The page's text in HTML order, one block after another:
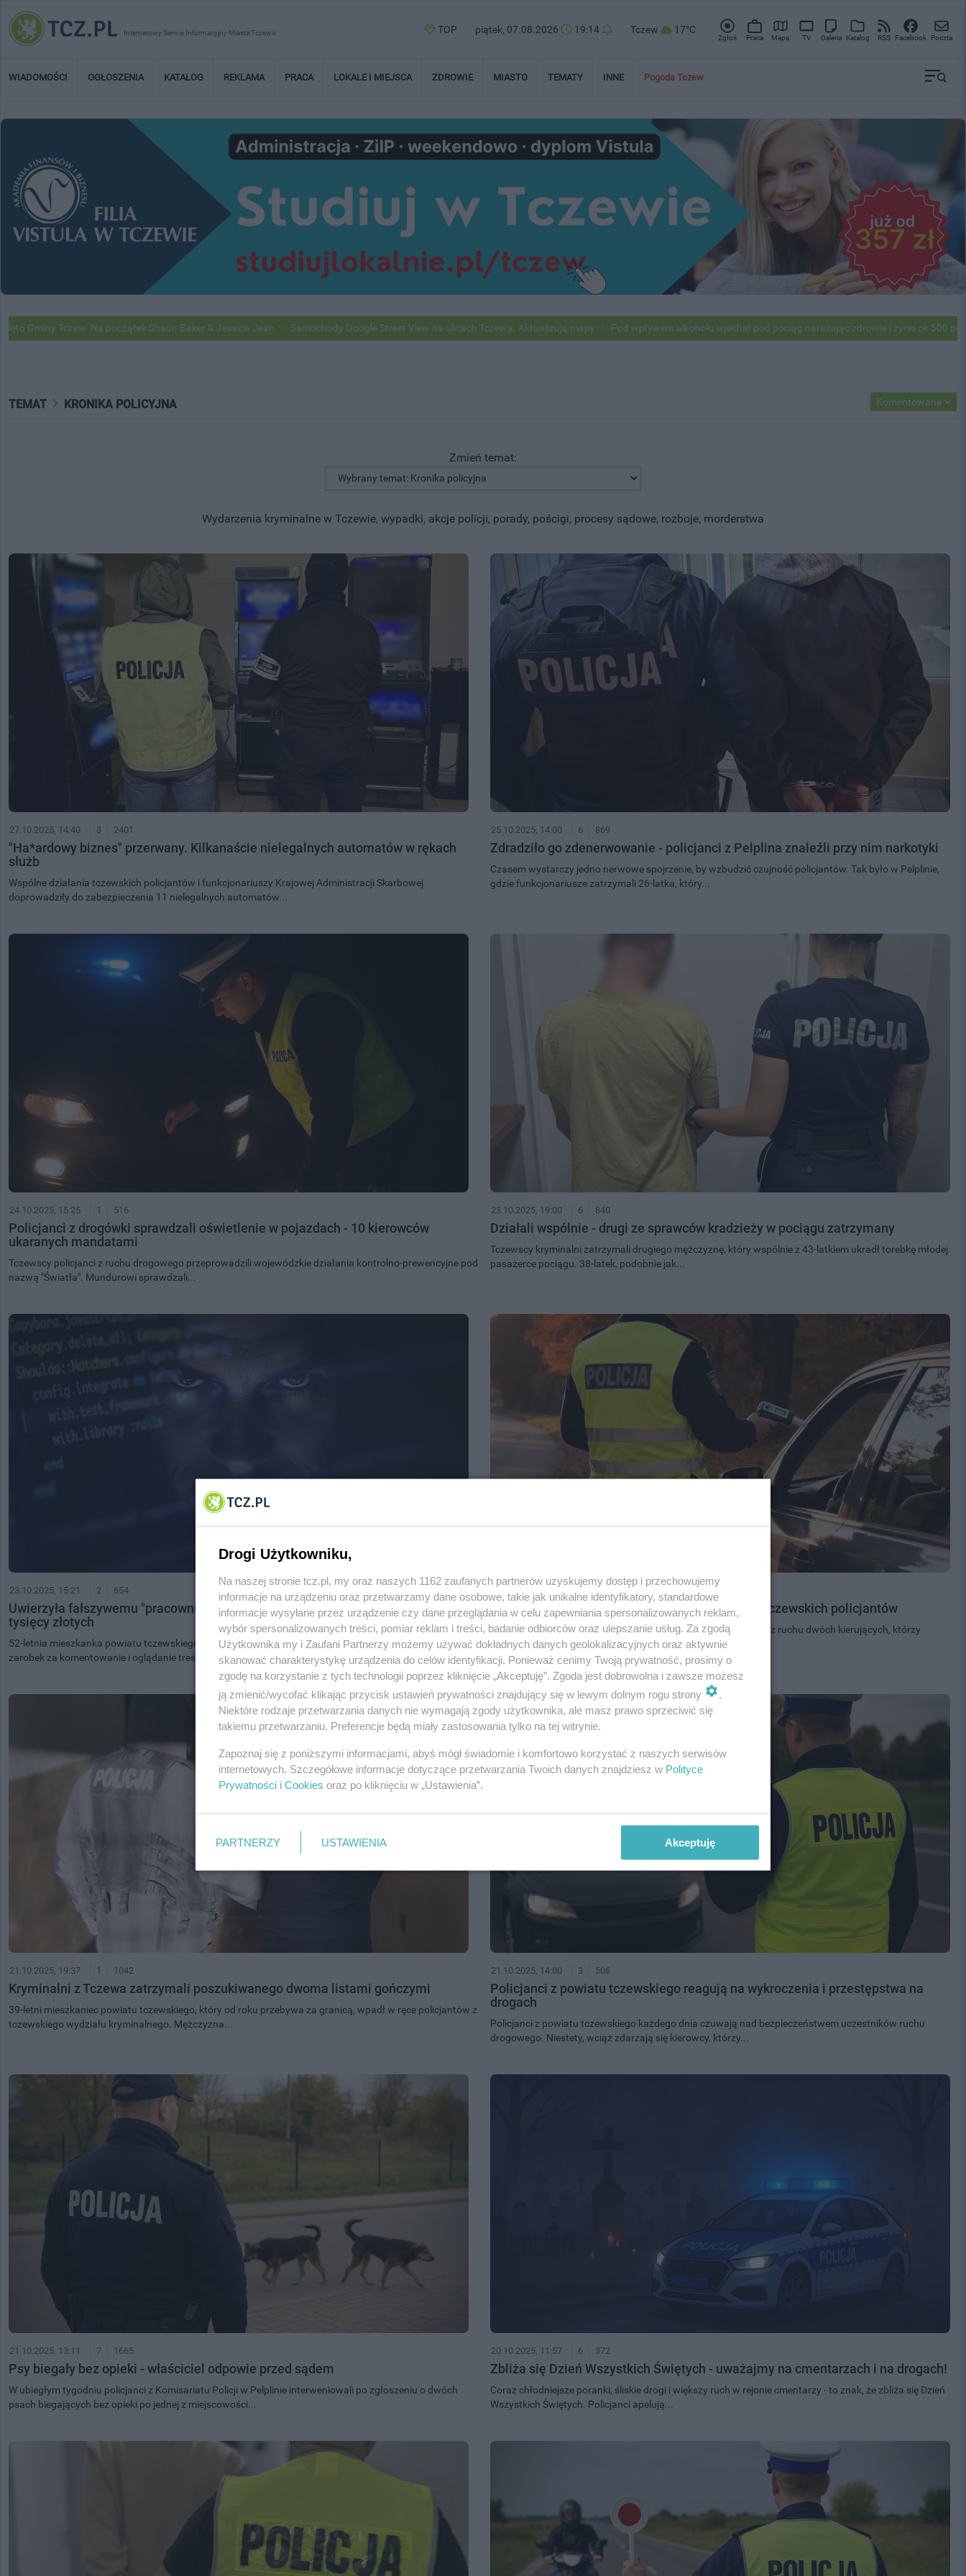
Internetowy Serwis Informacyjny Miasta Tczewa TOP piątek, 07.08.2026 19:14 Tczew 17°C
Zgłoś Praca Mapa TV Galeria Katalog RSS Facebook Poczta
WIADOMOŚCI OGŁOSZENIA KATALOG REKLAMA PRACA LOKALE I MIEJSCA ZDROWIE MIASTO TEMATY INNE Pogoda Tczew
Na początek Shaun Baker & Jessica Jean Samochody Google Street View na ulicach Tczewa. Aktualizują mapy Pod wpływem alkoholu wjechał pod pociąg narażając zdrowie i życie ok 500 pasażerów! PKP
Komentowane
TEMAT KRONIKA POLICYJNA
Zmień temat:
Wydarzenia kryminalne w Tczewie, wypadki, akcje policji, porady, pościgi, procesy sądowe, rozboje, morderstwa
27.10.2025, 14:40 3 2401
"Ha*ardowy biznes" przerwany. Kilkanaście nielegalnych automatów w rękach
służb
Wspólne działania tczewskich policjantów i funkcjonariuszy Krajowej Administracji Skarbowej
doprowadziły do zabezpieczenia 11 nielegalnych automatów...
25.10.2025, 14:00 6 869
Zdradziło go zdenerwowanie - policjanci z Pelplina znaleźli przy nim narkotyki
Czasem wystarczy jedno nerwowe spojrzenie, by wzbudzić czujność policjantów. Tak było w Pelplinie,
gdzie funkcjonariusze zatrzymali 26-latka, który...
24.10.2025, 15:25 1 516
Policjanci z drogówki sprawdzali oświetlenie w pojazdach - 10 kierowców
ukaranych mandatami
Tczewscy policjanci z ruchu drogowego przeprowadzili wojewódzkie działania kontrolno-prewencyjne pod
nazwą "Światła". Mundurowi sprawdzali...
23.10.2025, 19:00 6 840
Działali wspólnie - drugi ze sprawców kradzieży w pociągu zatrzymany
Tczewscy kryminalni zatrzymali drugiego mężczyznę, który wspólnie z 43-latkiem ukradł torebkę młodej
pasażerce pociągu. 38-latek, podobnie jak...
23.10.2025, 15:21 2 654
Uwierzyła fałszywemu "pracownikowi platformy sprzedażowej" - straciła 12
tysięcy złotych
52-letnia mieszkanka powiatu tczewskiego padła ofiarą internetowego oszusta, który obiecywał szybki
zarobek za komentowanie i oglądanie treści w...
22.10.2025, 14:20 3 958
Dwaj 44-latkowie po alkoholu zatrzymani przez tczewskich policjantów
Tczewscy policjanci z drogówki, podczas służby, wyeliminowali z ruchu dwóch kierujących, którzy
wcześniej sięgnęli po alkohol. Jeden z nich prowadził...
21.10.2025, 19:37 1 1042
Kryminalni z Tczewa zatrzymali poszukiwanego dwoma listami gończymi
39-letni mieszkaniec powiatu tczewskiego, który od roku przebywa za granicą, wpadł w ręce policjantów z
tczewskiego wydziału kryminalnego. Mężczyzna...
21.10.2025, 14:00 3 506
Policjanci z powiatu tczewskiego reagują na wykroczenia i przestępstwa na
drogach
Policjanci z powiatu tczewskiego każdego dnia czuwają nad bezpieczeństwem uczestników ruchu
drogowego. Niestety, wciąż zdarzają się kierowcy, którzy...
21.10.2025, 13:11 7 1665
Psy biegały bez opieki - właściciel odpowie przed sądem
W ubiegłym tygodniu policjanci z Komisariatu Policji w Pelplinie interweniowali po zgłoszeniu o dwóch
psach biegających bez opieki po jednej z miejscowości...
20.10.2025, 11:57 6 372
Zbliża się Dzień Wszystkich Świętych - uważajmy na cmentarzach i na drogach!
Coraz chłodniejsze poranki, śliskie drogi i większy ruch w rejonie cmentarzy - to znak, że zbliża się Dzień
Wszystkich Świętych. Policjanci apelują...
Drogi Użytkowniku,
Na naszej stronie tcz.pl, my oraz naszych 1162 zaufanych partnerów uzyskujemy dostęp i przechowujemy
informacje na urządzeniu oraz przetwarzamy dane osobowe, takie jak unikalne identyfikatory, standardowe
informacje wysyłane przez urządzenie czy dane przeglądania w celu zapewniania spersonalizowanych reklam,
wybór spersonalizowanych treści, pomiar reklam i treści, badanie odbiorców oraz ulepszanie usług. Za zgodą
Użytkownika my i Zaufani Partnerzy możemy używać dokładnych danych geolokalizacyjnych oraz aktywnie
skanować charakterystykę urządzenia do celów identyfikacji. Ponieważ cenimy Twoją prywatność, prosimy o
zgodę na korzystanie z tych technologii poprzez kliknięcie „Akceptuję”. Zgoda jest dobrowolna i zawsze możesz
ją zmienić/wycofać klikając przycisk ustawień prywatności znajdujący się w lewym dolnym rogu strony
.
Niektóre rodzaje przetwarzania danych nie wymagają zgody użytkownika, ale masz prawo sprzeciwić się
takiemu przetwarzaniu. Preferencje będą miały zastosowania tylko na tej witrynie.
Zapoznaj się z poniższymi informacjami, abyś mógł świadomie i komfortowo korzystać z naszych serwisów
internetowych. Szczegółowe informacje dotyczące przetwarzania Twoich danych znajdziesz w Polityce
Prywatności i Cookies oraz po kliknięciu w „Ustawienia”.
PARTNERZY USTAWIENIA Akceptuję